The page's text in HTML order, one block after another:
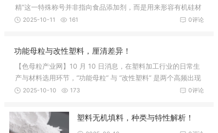
精”这一特殊称号并非指向食品添加剂，而是用来形容有机硅材
料。如同烹饪时少量味精便能提升菜肴鲜味，有机硅在各类材
0评论
2025-10-11 161
功能母粒与改性塑料，厘清差异！
【色母粒产业网】10 月 10 日消息，在塑料加工行业的日常生
产与材料选用环节，“功能母粒” 与 “改性塑料” 是两个高频出现
的术语，二者常被一同讨论，这使得不少从业者甚至行业新人
0评论
2025-10-10 173
塑料无机填料，种类与特性解析！